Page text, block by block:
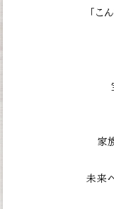
「こ
家
未来